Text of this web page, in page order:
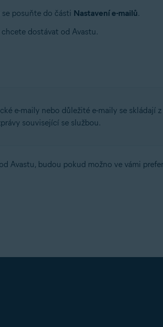
se posuňte do části Nastavení e-mailů.
dostávat od Avastu.
e-maily nebo důležité e-maily se skládají
související se službou.
Avastu, budou pokud možno ve vámi